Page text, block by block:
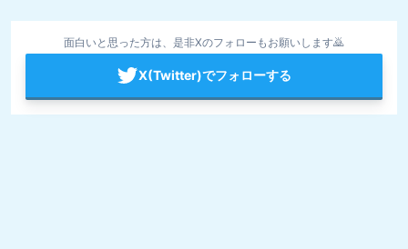
面白いと思った方は、是非Xのフォローもお願いします🙇
X(Twitter)でフォローする